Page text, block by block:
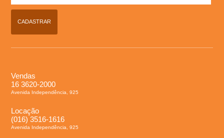
CADASTRAR
Vendas
16 3620-2000
Avenida Independência, 925
Locação
(016) 3516-1616
Avenida Independência, 925